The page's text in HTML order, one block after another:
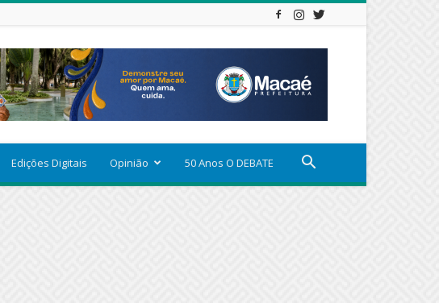
Edições Digitais Opinião 50 Anos O DEBATE